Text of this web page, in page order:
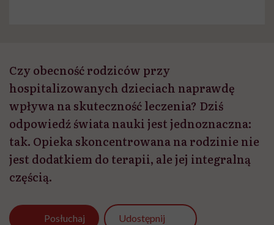
Czy obecność rodziców przy
hospitalizowanych dzieciach naprawdę
wpływa na skuteczność leczenia? Dziś
odpowiedź świata nauki jest jednoznaczna:
tak. Opieka skoncentrowana na rodzinie nie
jest dodatkiem do terapii, ale jej integralną
częścią.
Posłuchaj Udostępnij